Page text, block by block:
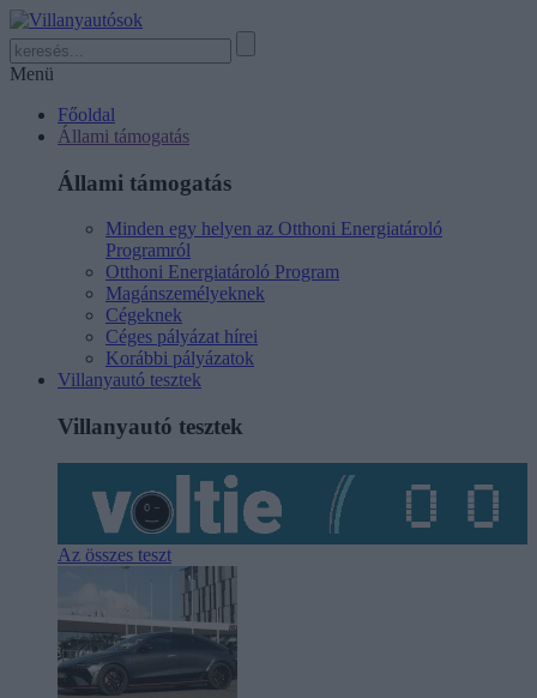
Menü
Főoldal
Állami támogatás
Állami támogatás
Minden egy helyen az Otthoni Energiatároló
Programról
Otthoni Energiatároló Program
Magánszemélyeknek
Cégeknek
Céges pályázat hírei
Korábbi pályázatok
Villanyautó tesztek
Villanyautó tesztek
Az összes teszt